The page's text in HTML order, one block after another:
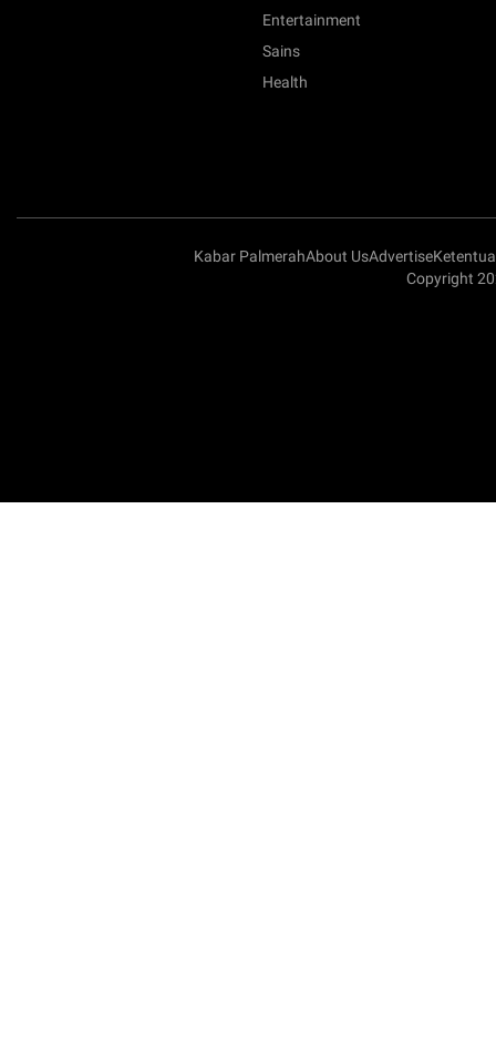
Entertainment
Sains
Health
Kabar PalmerahAbout UsAdvertise
Copyright